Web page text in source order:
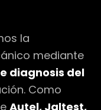
la
mediante
diagnosis del
Como
Autel, Jaltest,